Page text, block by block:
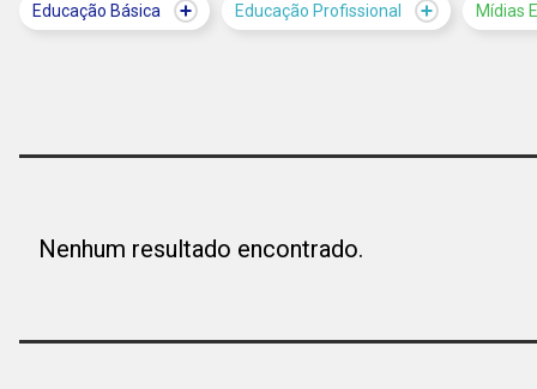
Educação Básica Educação Profissional Mídias
Nenhum resultado encontrado.